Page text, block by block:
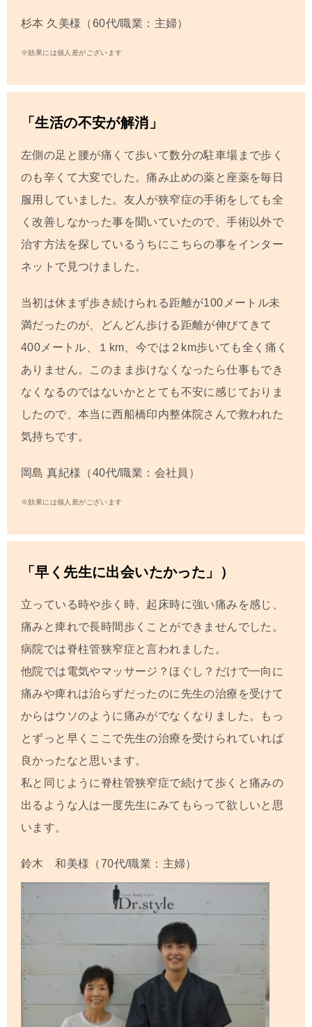
杉本 久美様（60代/職業：主婦）
※効果には個人差がございます
「生活の不安が解消」
左側の足と腰が痛くて歩いて数分の駐車場まで歩く
のも辛くて大変でした。痛み止めの薬と座薬を毎日
服用していました。友人が狭窄症の手術をしても全
く改善しなかった事を聞いていたので、手術以外で
治す方法を探しているうちにこちらの事をインター
ネットで見つけました。
当初は休まず歩き続けられる距離が100メートル未
満だったのが、どんどん歩ける距離が伸びてきて
400メートル、１km、今では２km歩いても全く痛く
ありません。このまま歩けなくなったら仕事もでき
なくなるのではないかととても不安に感じておりま
したので、本当に西船橋印内整体院さんで救われた
気持ちです。
岡島 真紀様（40代/職業：会社員）
※効果には個人差がございます
「早く先生に出会いたかった」）
立っている時や歩く時、起床時に強い痛みを感じ、
痛みと痺れで長時間歩くことができませんでした。
病院では脊柱管狭窄症と言われました。
他院では電気やマッサージ？ほぐし？だけで一向に
痛みや痺れは治らずだったのに先生の治療を受けて
からはウソのように痛みがでなくなりました。もっ
とずっと早くここで先生の治療を受けられていれば
良かったなと思います。
私と同じように脊柱管狭窄症で続けて歩くと痛みの
出るような人は一度先生にみてもらって欲しいと思
います。
鈴木 和美様（70代/職業：主婦）